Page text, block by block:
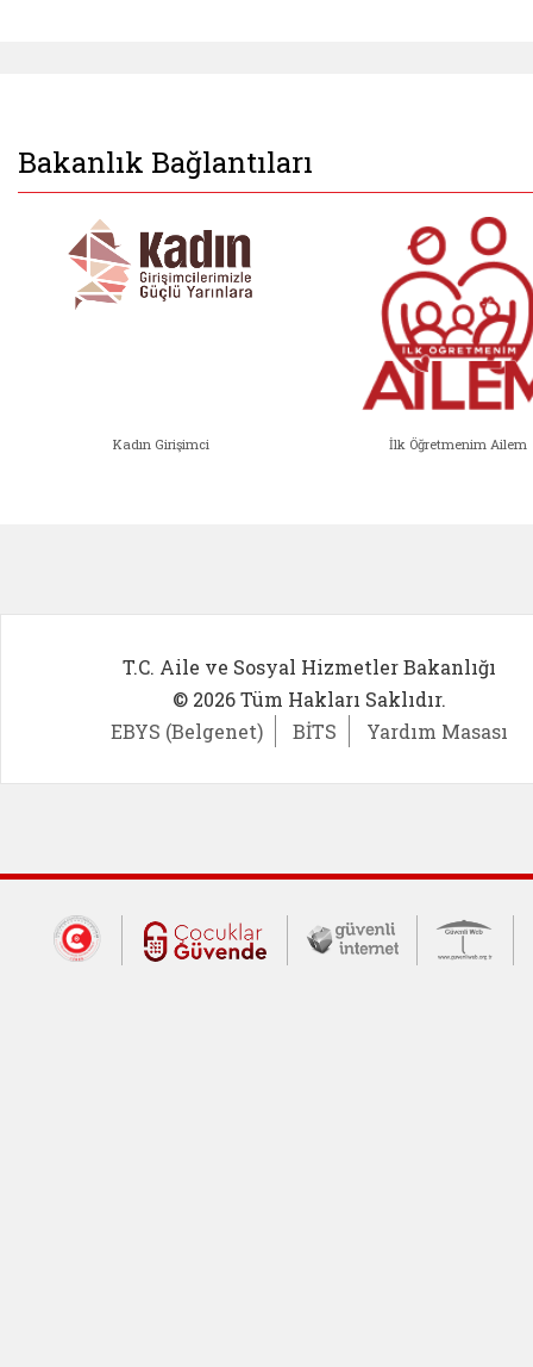
Bakanlık Bağlantıları
Kadın Girişimci İlk Öğretmenim Ailem
T.C. Aile ve Sosyal Hizmetler Bakanlığı
© 2026 Tüm Hakları Saklıdır.
EBYS (Belgenet)
BİTS Yardım Masası
Dış Bağlantılar
Cumhurbaşkanlığı İletişim Merkezi
Çocuklar Güvende (yeni
Güvenli